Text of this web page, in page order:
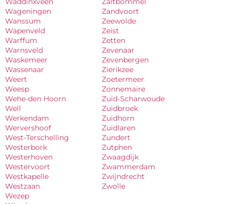
Wageningen
Wanssum
Wapenveld
Warffum
Warnsveld
Waskemeer
Wassenaar
Weert
Weesp
Wehe-den Hoorn
Well
Werkendam
Wervershoof
West-Terschelling
Westerbork
Westerhoven
Westervoort
Westkapelle
Westzaan
Wezep
Zandvoort
Zeewolde
Zeist
Zetten
Zevenaar
Zevenbergen
Zierikzee
Zoetermeer
Zonnemaire
Zuid-Scharwoude
Zuidbroek
Zuidhorn
Zuidlaren
Zundert
Zutphen
Zwaagdijk
Zwammerdam
Zwijndrecht
Zwolle